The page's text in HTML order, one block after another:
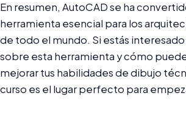
En resumen, AutoCAD se ha
herramienta esencial para los
de todo el mundo. Si estás
sobre esta herramienta y cómo
mejorar tus habilidades de dibujo
curso es el lugar perfecto para